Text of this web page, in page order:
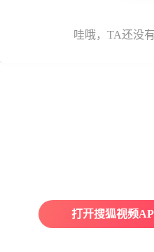
哇哦，TA还没
打开搜狐视频